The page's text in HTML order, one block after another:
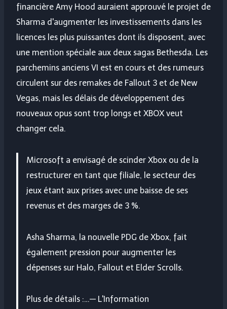
financière Amy Hood auraient approuvé le projet de
Sharma d'augmenter les investissements dans les
licences les plus puissantes dont ils disposent, avec
une mention spéciale aux deux sagas Bethesda. Les
parchemins anciens VI est en cours et des rumeurs
circulent sur des remakes de Fallout 3 et de New
Vegas, mais les délais de développement des
nouveaux opus sont trop longs et XBOX veut
changer cela.
Microsoft a envisagé de scinder Xbox ou de la
restructurer en tant que filiale, le secteur des
jeux étant aux prises avec une baisse de ses
revenus et des marges de 3 %.
Asha Sharma, la nouvelle PDG de Xbox, fait
également pression pour augmenter les
dépenses sur Halo, Fallout et Elder Scrolls.
Plus de détails :…— L'Information